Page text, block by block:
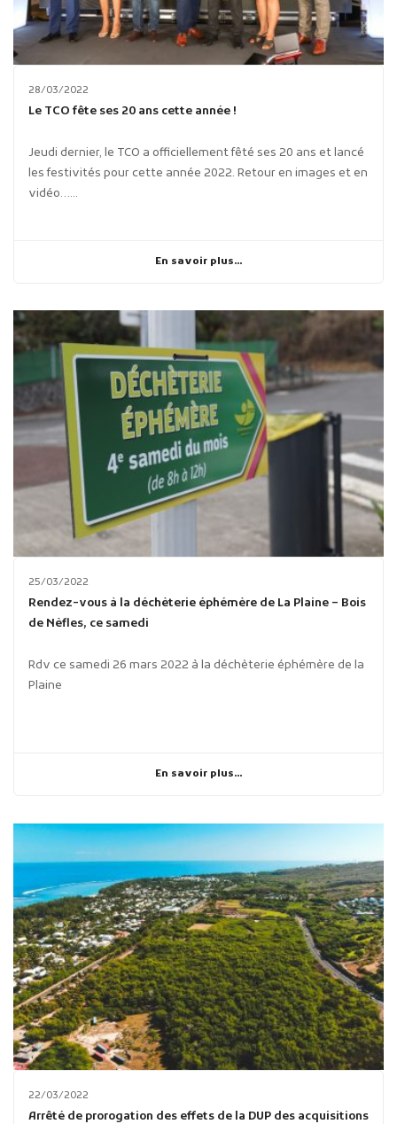
28/03/2022
Le TCO fête ses 20 ans cette année !
Jeudi dernier, le TCO a officiellement fêté ses 20 ans et lancé
les festivités pour cette année 2022. Retour en images et en
vidéo…...
En savoir plus...
25/03/2022
Rendez-vous à la déchèterie éphémère de La Plaine – Bois
de Nèfles, ce samedi
Rdv ce samedi 26 mars 2022 à la déchèterie éphémère de la
Plaine
En savoir plus...
22/03/2022
Arrêté de prorogation des effets de la DUP des acquisitions